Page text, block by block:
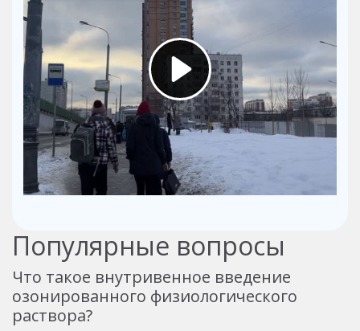
Популярные вопросы
Что такое внутривенное введение
озонированного физиологического
раствора?